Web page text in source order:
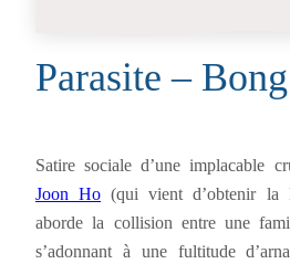
Parasite –
Satire sociale d’une implacable
Joon Ho (qui vient d’obtenir la
aborde la collision entre une
s’adonnant à une fultitude